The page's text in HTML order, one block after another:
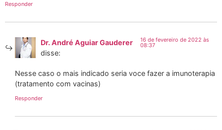
Responder
Dr. André Aguiar Gauderer
disse:
16 de fevereiro de 2022 às
08:37
Nesse caso o mais indicado seria voce fazer a imunoterapia
(tratamento com vacinas)
Responder